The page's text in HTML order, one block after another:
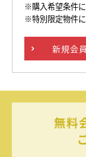
※購入希望条件に
※特別限定物件
新規会
無料